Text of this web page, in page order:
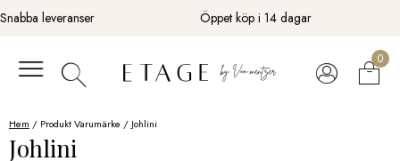
Fortsätt
till
Snabba leveranser Öppet köp i 14 dagar
0
Hem / Produkt Varumärke / Johlini
Johlini